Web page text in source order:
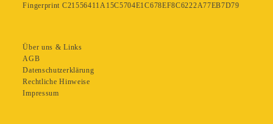
Fingerprint C21556411A15C5704E1C678EF8C6222A77EB7D79
Über uns & Links
AGB
Datenschutzerklärung
Rechtliche Hinweise
Impressum